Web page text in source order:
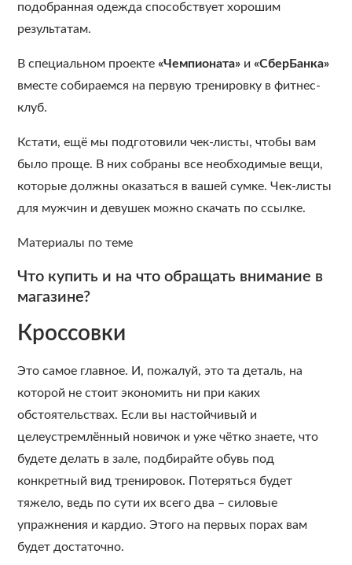
подобранная одежда способствует хорошим
результатам.
В специальном проекте«Чемпионата» и«СберБанка»
вместе собираемся на первую тренировку в фитнес-
клуб.
Кстати, ещё мы подготовили чек-листы, чтобы вам
было проще. В них собраны все необходимые вещи,
которые должны оказаться в вашей сумке. Чек-листы
для мужчин и девушек можно скачать по ссылке.
Материалы по теме
Что купить и на что обращать внимание в
магазине?
Кроссовки
Это самое главное. И, пожалуй, это та деталь, на
которой не стоит экономить ни при каких
обстоятельствах. Если вы настойчивый и
целеустремлённый новичок и уже чётко знаете, что
будете делать в зале, подбирайте обувь под
конкретный вид тренировок. Потеряться будет
тяжело, ведь по сути их всего два – силовые
упражнения и кардио. Этого на первых порах вам
будет достаточно.